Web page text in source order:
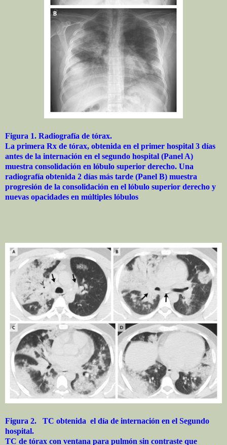
Figura 1. Radiografía de tórax.
La primera Rx de tórax, obtenida en el primer hospital 3 días
antes de la internación en el segundo hospital (Panel A)
muestra consolidación en lóbulo superior derecho. Una
radiografía obtenida 2 días más tarde (Panel B) muestra
progresión de la consolidación en el lóbulo superior derecho y
nuevas opacidades en múltiples lóbulos
Figura 2. TC obtenida el día de internación en el Segundo
hospital.
TC de tórax con ventana para pulmón sin contraste que